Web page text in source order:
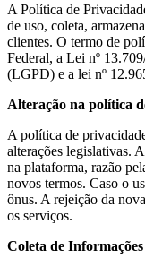
A Política de
de uso, coleta,
clientes. O termo de
Federal, a Lei nº
(LGPD) e a lei nº
Alteração na política
A política de
alterações legislativas.
na plataforma, razão
novos termos. Caso o
ônus. A rejeição da
os serviços.
Coleta de Informações